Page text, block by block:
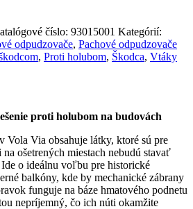
číslo: 93015001 Kategórií:
odpudzovače, Pachové odpudzovače
, Proti holubom, Škodca, Vtáky
proti holubom na budovách
Vola Via obsahuje látky, ktoré sú pre
ošetrených miestach nebudú stavať
o ideálnu voľbu pre historické
balkóny, kde by mechanické zábrany
funguje na báze hmatového podnetu
nepríjemný, čo ich núti okamžite